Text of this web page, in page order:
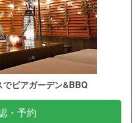
でビアガーデン&BBQ
・予約